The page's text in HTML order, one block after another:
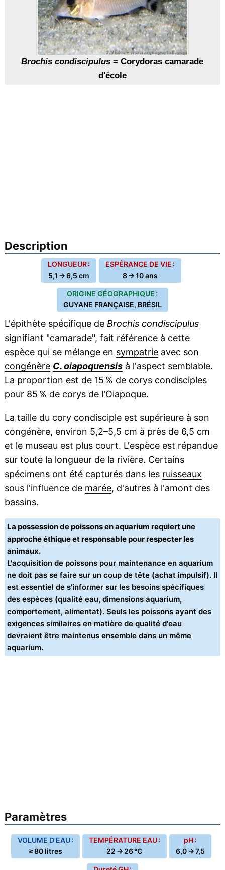
Brochis condiscipulus = Corydoras camarade
d'école
Description
LONGUEUR :
5,1 → 6,5 cm
ESPÉRANCE DE VIE :
8 → 10 ans
ORIGINE GÉOGRAPHIQUE :
GUYANE FRANÇAISE, BRÉSIL
L'épithètespécifique de Brochis condiscipulus
signifiant "camarade", fait référence à cette
espèce qui se mélange en sympatrieavec son
congénère C. oiapoquensisà l'aspect semblable.
La proportion est de 15 % de corys condisciples
pour 85 % de corys de l'Oiapoque.
La taille du corycondisciple est supérieure à son
congénère, environ 5,2–5,5 cm à près de 6,5 cm
et le museau est plus court. L'espèce est répandue
sur toute la longueur de la rivière. Certains
spécimens ont été capturés dans les ruisseaux
sous l'influence de marée, d'autres à l'amont des
bassins.
La possession de poissons en aquarium requiert une
approcheéthiqueet responsable pour respecter les
animaux.
L'acquisition de poissons pour maintenance en aquarium
ne doit pas se faire sur un coup de tête (achat impulsif). Il
est essentiel de s'informer sur les besoins spécifiques
des espèces (qualité eau, dimensions aquarium,
comportement, alimentat). Seuls les poissons ayant des
exigences similaires en matière de qualité d'eau
devraient être maintenus ensemble dans un même
aquarium.
Paramètres
VOLUME D'EAU :
≥ 80 litres
TEMPÉRATURE EAU :
22 → 26 °C
pH :
6,0 → 7,5